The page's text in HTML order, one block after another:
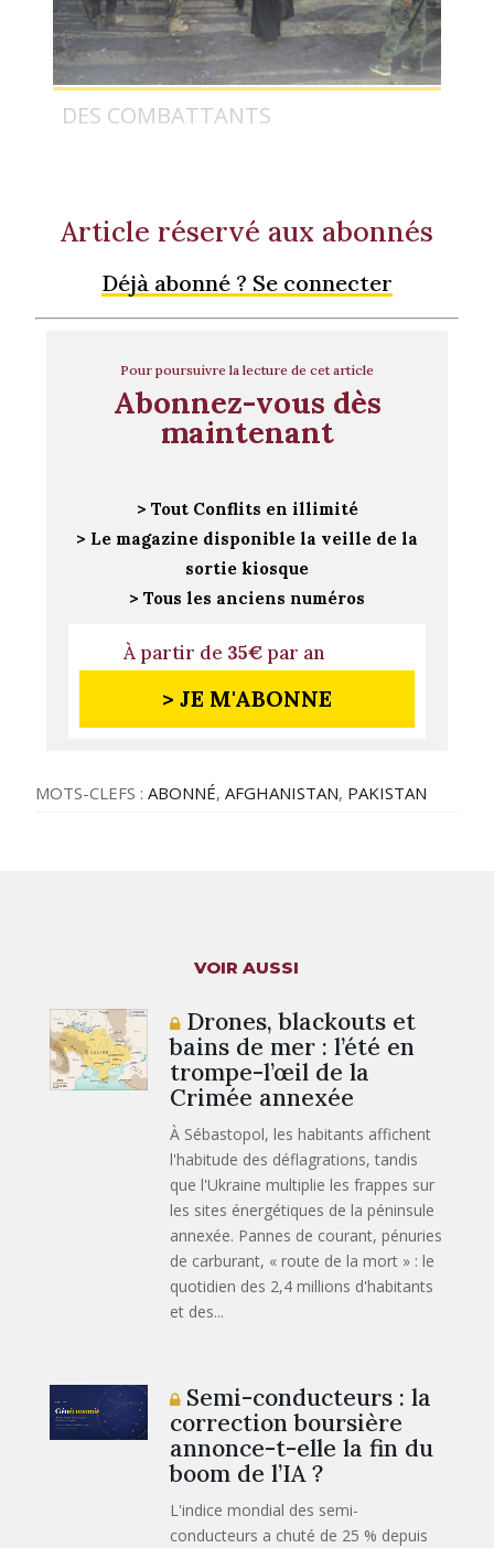
DES COMBATTANTS
Article réservé aux abonnés
Déjà abonné ? Se connecter
Pour poursuivre la lecture de cet article
Abonnez-vous dès
maintenant
> Tout Conflits en illimité
> Le magazine disponible la veille de la
sortie kiosque
> Tous les anciens numéros
À partir de 35€par an
> JE M'ABONNE
MOTS-CLEFS :ABONNÉ,AFGHANISTAN, PAKISTAN
VOIR AUSSI
Drones, blackouts et
bains de mer : l’été en
trompe-l’œil de la
Crimée annexée
À Sébastopol, les habitants affichent
l'habitude des déflagrations, tandis
que l'Ukraine multiplie les frappes sur
les sites énergétiques de la péninsule
annexée. Pannes de courant, pénuries
de carburant, « route de la mort » : le
quotidien des 2,4 millions d'habitants
et des...
Semi-conducteurs : la
correction boursière
annonce-t-elle la fin du
boom de l’IA ?
L'indice mondial des semi-
conducteurs a chuté de 25 % depuis